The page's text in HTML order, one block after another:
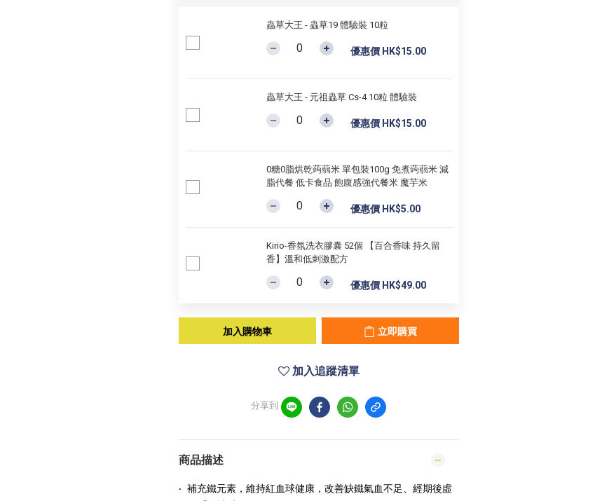
蟲草大王 - 蟲草19 體驗裝 10粒
優惠價 HK$15.00
蟲草大王 - 元祖蟲草 Cs-4 10粒 體驗裝
優惠價 HK$15.00
0糖0脂烘乾蒟蒻米 單包裝100g 免煮蒟蒻米 減
脂代餐 低卡食品 飽腹感強代餐米 魔芋米
優惠價 HK$5.00
Kirio-香氛洗衣膠囊 52個 【百合香味 持久留
香】溫和低刺激配方
優惠價 HK$49.00
加入購物車 立即購買
加入追蹤清單
分享到
商品描述
· 補充鐵元素，維持紅血球健康，改善缺鐵氣血不足、經期後虛